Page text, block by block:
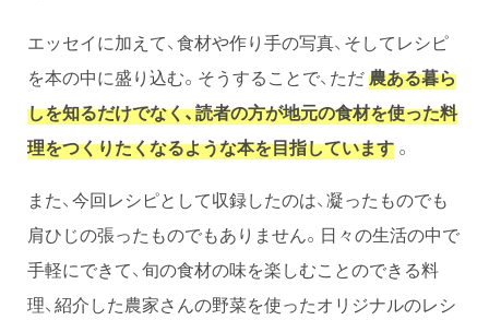
エッセイに加えて、食材や作り手の写真、そしてレシピ
を本の中に盛り込む。そうすることで、ただ農ある暮ら
しを知るだけでなく、読者の方が地元の食材を使った料
理をつくりたくなるような本を目指しています 。
また、今回レシピとして収録したのは、凝ったものでも
肩ひじの張ったものでもありません。日々の生活の中で
手軽にできて、旬の食材の味を楽しむことのできる料
理、紹介した農家さんの野菜を使ったオリジナルのレシ